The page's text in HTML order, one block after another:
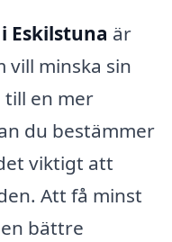
Eskilstuna är
vill minska sin
en mer
du bestämmer
viktigt att
Att få minst
bättre